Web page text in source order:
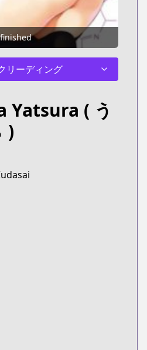
finished
リーディング
Yatsura ( う
)